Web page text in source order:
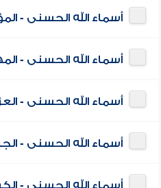
أسماء الله الحسنى -
أسماء الله الحسنى -
أسماء الله الحسنى -
أسماء الله الحسنى -
أسماء الله الحسنى -